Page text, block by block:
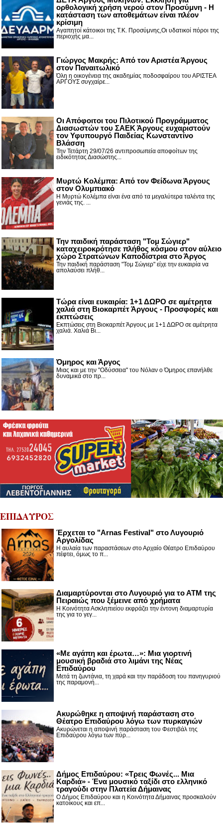
ορθολογική χρήση νερού στον Προσύμνη - Η
κατάσταση των αποθεμάτων είναι πλέον
κρίσιμη
Αγαπητοί κάτοικοι της Τ.Κ. Προσύμνης,Οι υδατικοί πόροι της
περιοχής μα...
Γιώργος Μακρής: Από τον Αριστέα Άργους
στον Παναιτωλικό
Όλη η οικογένεια της ακαδημίας ποδοσφαίρου του ΑΡΙΣΤΕΑ
ΑΡΓΟΥΣ συγχαίρε...
Οι Απόφοιτοι του Πιλοτικού Προγράμματος
Διασωστών του ΣΑΕΚ Άργους ευχαριστούν
τον Υφυπουργό Παιδείας Κωνσταντίνο
Βλάσση
Την Τετάρτη 29/07/26 αντιπροσωπεία αποφοίτων της
ειδικότητας Διασώστης...
Μυρτώ Κολέμπα: Από τον Φείδωνα Άργους
στον Ολυμπιακό
Η Μυρτώ Κολέμπα είναι ένα από τα μεγαλύτερα ταλέντα της
γενιάς της. ...
Την παιδική παράσταση "Τομ Σώγιερ"
καταχειροκρότησε πλήθος κόσμου στον αύλειο
χώρο Στρατώνων Καποδίστρια στο Άργος
Την παιδική παράσταση "Τομ Σώγιερ" είχε την ευκαιρία να
απολαύσει πλήθ...
Τώρα είναι ευκαιρία: 1+1 ΔΩΡΟ σε αμέτρητα
χαλιά στη Βιοκαρπέτ Άργους - Προσφορές και
εκπτώσεις
Εκπτώσεις στη Βιοκαρπέτ Άργους με 1+1 ΔΩΡΟ σε αμέτρητα
χαλιά. Χαλιά Βι...
Όμηρος και Άργος
Μιας και με την "Οδύσσεια" του Νόλαν ο Όμηρος επανήλθε
δυναμικά στο πρ...
ΕΠΙΔΑΥΡΟΣ
Έρχεται το "Arnas Festival" στο Λυγουριό
Αργολίδας
Η αυλαία των παραστάσεων στο Αρχαίο Θέατρο Επιδαύρου
πέφτει, όμως το π...
Διαμαρτύρονται στο Λυγουριό για το ΑΤΜ της
Πειραιώς που ξέμεινε από χρήματα
Η Κοινότητα Ασκληπιείου εκφράζει την έντονη διαμαρτυρία
της για το γεγ...
«Με αγάπη και έρωτα…»: Μια γιορτινή
μουσική βραδιά στο λιμάνι της Νέας
Επιδαύρου
Μετά τη ζωντάνια, τη χαρά και την παράδοση του πανηγυριού
της παραμονή...
Ακυρώθηκε η αποψινή παράσταση στο
Θέατρο Επιδαύρου λόγω των πυρκαγιών
Ακυρώνεται η αποψινή παράσταση του Φεστιβάλ της
Επιδαύρου λόγω των πύρ...
Δήμος Επιδαύρου: «Τρεις Φωνές... Μια
Καρδιά» - Ένα μουσικό ταξίδι στο ελληνικό
τραγούδι στην Πλατεία Δήμαινας
Ο Δήμος Επιδαύρου και η Κοινότητα Δήμαινας προσκαλούν
κατοίκους και επ...